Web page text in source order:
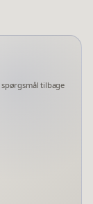
spørgsmål tilbage